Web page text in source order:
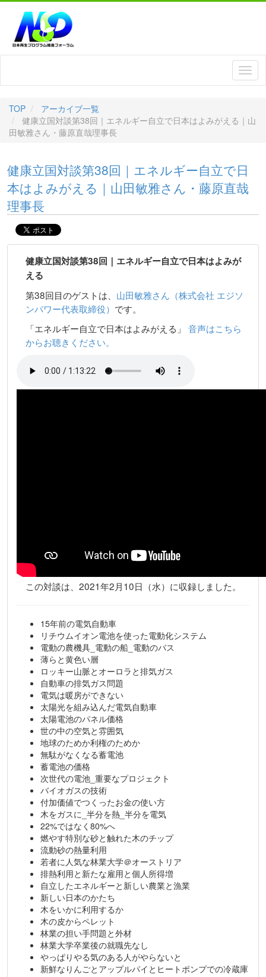
TOP
アーカイブ一覧
健康立国対談第38回｜エネルギー自立で日本はよみがえる｜山
田敏雅さん・藤原直哉理事長
健康立国対談第38回｜エネルギー自立で日
本はよみがえる｜山田敏雅さん・藤原直哉
理事長
健康立国対談第38回｜エネルギー自立で日本はよみが
える
第38回目のゲストは、 山田敏雅さん（株式会社 エジソ
ンパワー代表取締役） です。
「エネルギー自立で日本はよみがえる」 音声はこちら
からお聴きください。
この対談は、2021年2月10日（水）に収録しました。
15年前の電気自動車
リチウムイオン電池を使った電動化システム
電動の農機具_電動の船_電動のバス
薄らと黄色い層
ロッキー山脈とオーロラと排気ガス
自動車の排気ガス問題
電気は暖房ができない
太陽光を組み込んだ電気自動車
太陽電池のパネル価格
世の中の空気と雰囲気
地球のためか利権のためか
無駄がなくなる蓄電池
蓄電池の価格
次世代の電池_重要なプロジェクト
バイオガスの技術
付加価値でつくったお金の使い方
木をガスに_半分を熱_半分を電気
22%ではなく80%へ
燃やす特別な砂と触れた木のチップ
流動砂の熱量利用
若者に人気な林業大学＠オーストリア
排熱利用と新たな雇用と個人所得増
自立したエネルギーと新しい農業と漁業
新しい日本のかたち
木をいかに利用するか
木の皮からペレット
林業の担い手問題と外材
林業大学卒業後の就職先なし
やっぱりやる気のある人がやらないと
新鮮なりんごとアップルパイとヒートポンプでの冷蔵庫